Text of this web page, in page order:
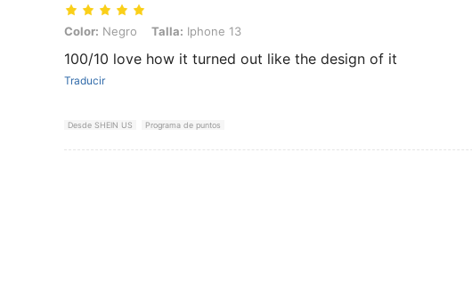
Color: Negro, Talla: Iphone 13
Color: Negro Talla: Iphone 13
100/10 love how it turned out like the design of it
Traducir
Desde SHEIN US Programa de puntos